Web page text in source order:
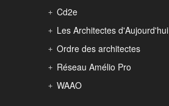
Cd2e
Les Architectes d'Aujourd'hui
Ordre des architectes
Réseau Amélio Pro
WAAO